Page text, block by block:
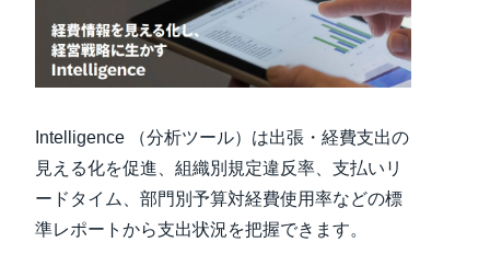
Nederlands (English)
Sweden (English)
Belgium (English)
España (Español)
Singapore (English)
Intelligence （分析ツール）は出張・経費支出の
見える化を促進、組織別規定違反率、支払いリ
ードタイム、部門別予算対経費使用率などの標
準レポートから支出状況を把握できます。